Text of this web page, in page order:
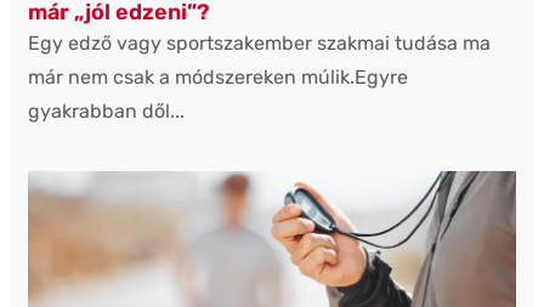
már „jól edzeni”?
Egy edző vagy sportszakember szakmai tudása ma
már nem csak a módszereken múlik.Egyre
gyakrabban dől...